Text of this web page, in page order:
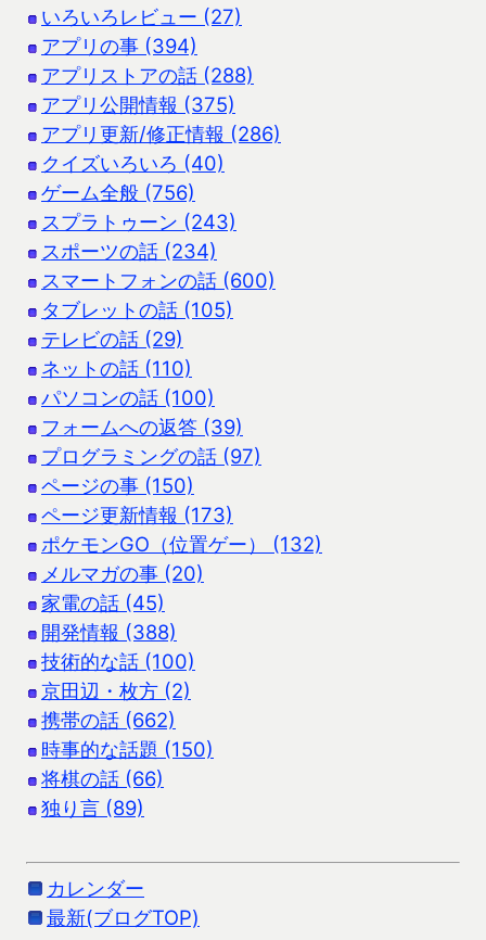
いろいろレビュー (27)
アプリの事 (394)
アプリストアの話 (288)
アプリ公開情報 (375)
アプリ更新/修正情報 (286)
クイズいろいろ (40)
ゲーム全般 (756)
スプラトゥーン (243)
スポーツの話 (234)
スマートフォンの話 (600)
タブレットの話 (105)
テレビの話 (29)
ネットの話 (110)
パソコンの話 (100)
フォームへの返答 (39)
プログラミングの話 (97)
ページの事 (150)
ページ更新情報 (173)
ポケモンGO（位置ゲー） (132)
メルマガの事 (20)
家電の話 (45)
開発情報 (388)
技術的な話 (100)
京田辺・枚方 (2)
携帯の話 (662)
時事的な話題 (150)
将棋の話 (66)
独り言 (89)
カレンダー
最新(ブログTOP)